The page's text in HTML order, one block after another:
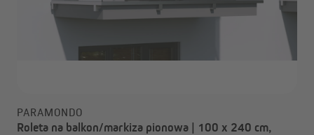
PARAMONDO
Roleta na balkon/markiza pionowa | 100 x 240 cm,